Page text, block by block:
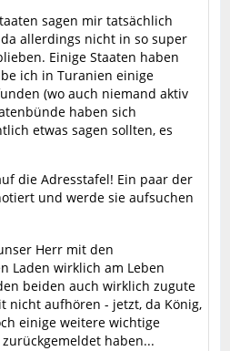
sagen mir tatsächlich
allerdings nicht in so super
Einige Staaten haben
ich in Turanien einige
(wo auch niemand aktiv
haben sich
etwas sagen sollten, es
die Adresstafel! Ein paar der
und werde sie aufsuchen
Herr mit den
Laden wirklich am Leben
beiden auch wirklich zugute
nicht aufhören - jetzt, da König,
einige weitere wichtige
haben...